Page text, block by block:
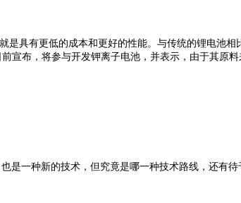
是具有更低的成本和更好的性能。与传统的锂电池
宣布，将参与开发钾离子电池，并表示，由于其
一种新的技术，但究竟是哪一种技术路线，还有待